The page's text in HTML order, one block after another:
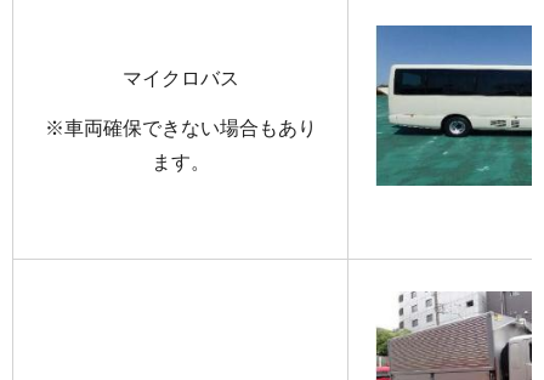
マイクロバス
※車両確保できない場合もあり
ます。